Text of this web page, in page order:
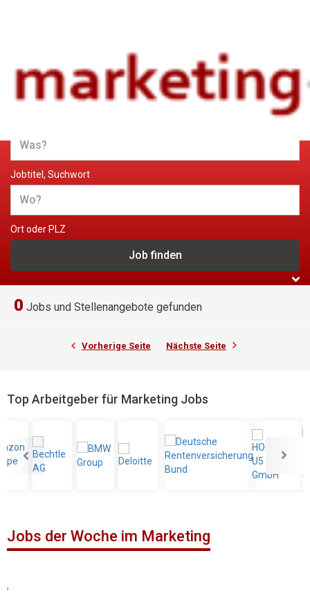
Jobs und Stellenangebote im
Marketing
Jobtitel, Suchwort
Ort oder PLZ
0 Jobs und Stellenangebote gefunden
Vorherige Seite Nächste Seite
Top Arbeitgeber für Marketing Jobs
Jobs der Woche im Marketing
,